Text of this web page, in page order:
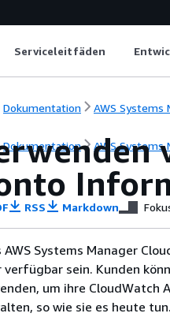
Serviceleitfäden
Dokumentation AWS Systems
Dokumentation AWS Systems
RSS Markdown
AWS Systems Manager
verfügbar sein. Kunden
um ihre CloudWatch
so wie sie es heute